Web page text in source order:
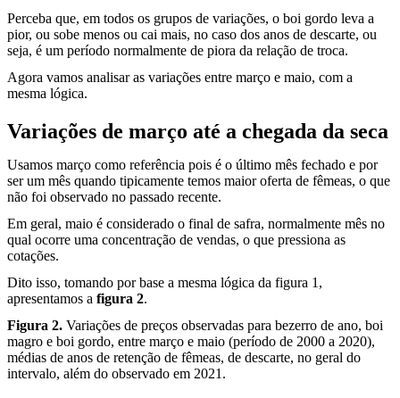
Perceba que, em todos os grupos de variações, o boi gordo leva a
pior, ou sobe menos ou cai mais, no caso dos anos de descarte, ou
seja, é um período normalmente de piora da relação de troca.
Agora vamos analisar as variações entre março e maio, com a
mesma lógica.
Variações de março até a chegada da seca
Usamos março como referência pois é o último mês fechado e por
ser um mês quando tipicamente temos maior oferta de fêmeas, o que
não foi observado no passado recente.
Em geral, maio é considerado o final de safra, normalmente mês no
qual ocorre uma concentração de vendas, o que pressiona as
cotações.
Dito isso, tomando por base a mesma lógica da figura 1,
apresentamos a figura 2.
Figura 2. Variações de preços observadas para bezerro de ano, boi
magro e boi gordo, entre março e maio (período de 2000 a 2020),
médias de anos de retenção de fêmeas, de descarte, no geral do
intervalo, além do observado em 2021.